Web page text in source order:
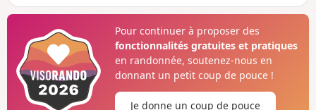
Pour continuer à proposer des
fonctionnalités gratuites et pratiques
en randonnée, soutenez-nous en
donnant un petit coup de pouce !
Je donne un coup de pouce